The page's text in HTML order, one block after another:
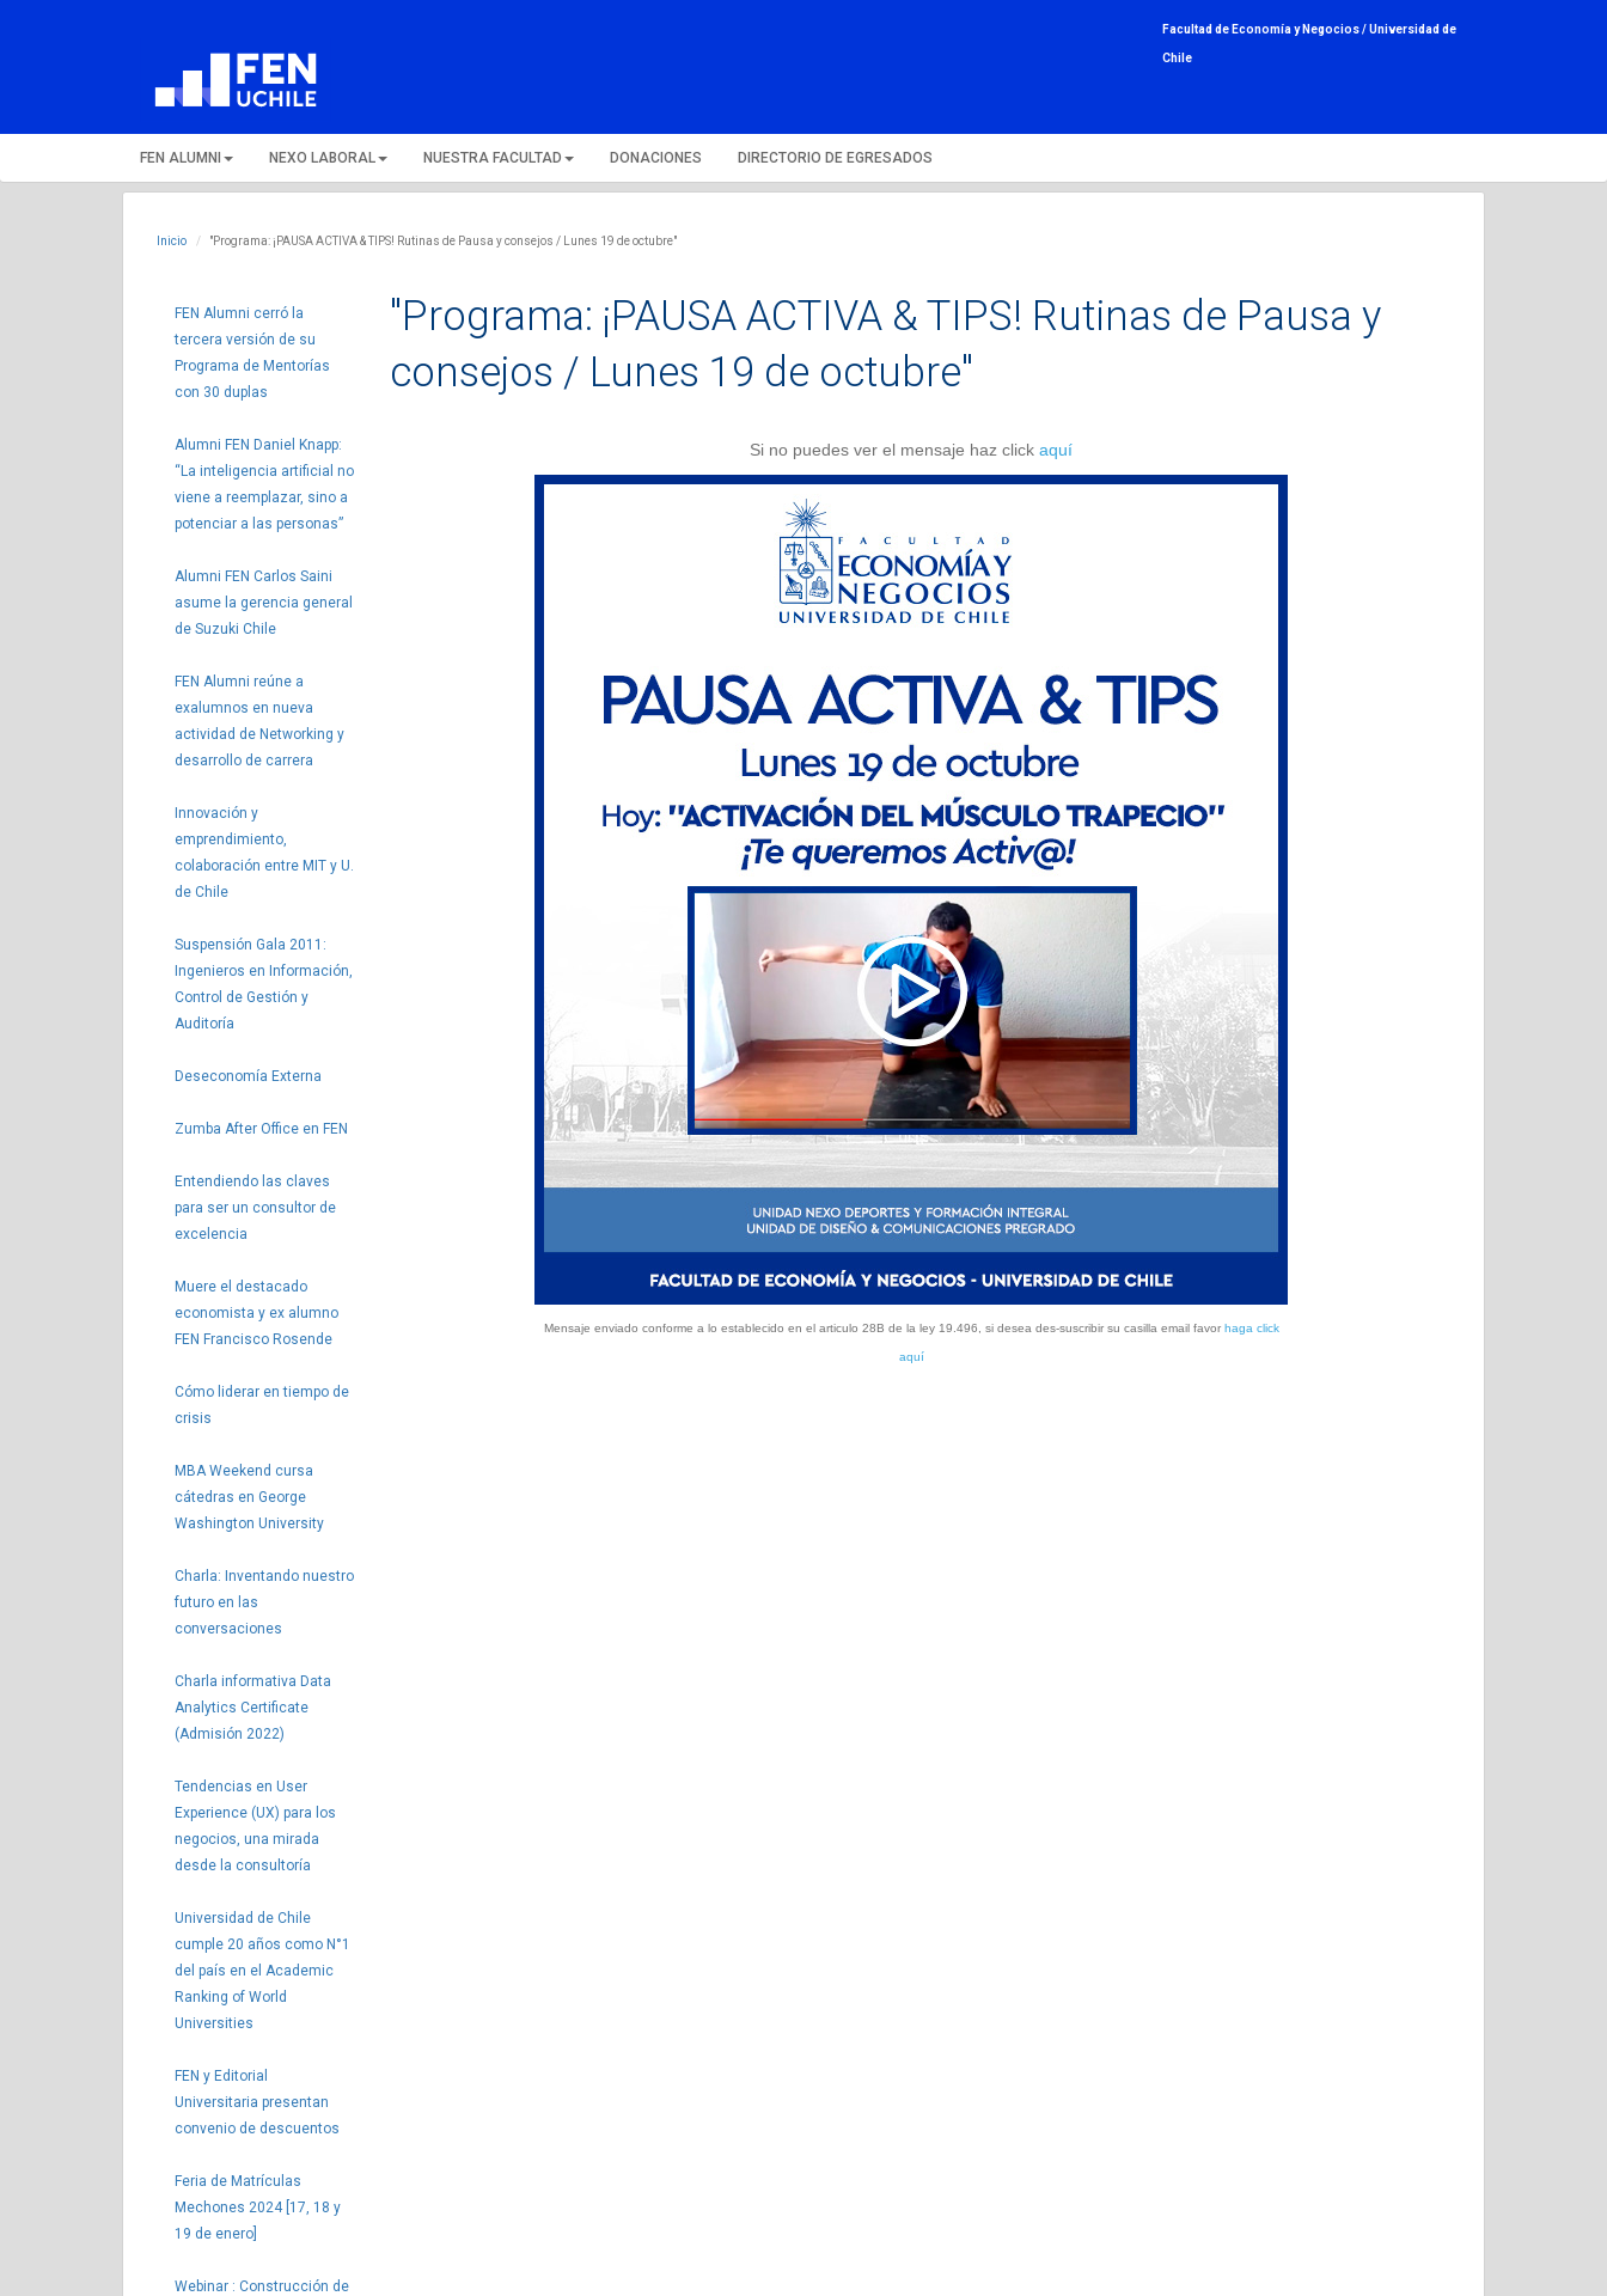
Facultad de Economía y Negocios /Universidad de
Chile
FEN ALUMNI NEXO LABORAL NUESTRA FACULTAD DONACIONES DIRECTORIO DE EGRESADOS
Inicio "Programa: ¡PAUSA ACTIVA & TIPS! Rutinas de Pausa y consejos / Lunes 19 de octubre"
FEN Alumni cerró la
tercera versión de su
Programa de Mentorías
con 30 duplas
Alumni FEN Daniel Knapp:
“La inteligencia artificial no
viene a reemplazar, sino a
potenciar a las personas”
Alumni FEN Carlos Saini
asume la gerencia general
de Suzuki Chile
FEN Alumni reúne a
exalumnos en nueva
actividad de Networking y
desarrollo de carrera
Innovación y
emprendimiento,
colaboración entre MIT y U.
de Chile
Suspensión Gala 2011:
Ingenieros en Información,
Control de Gestión y
Auditoría
Deseconomía Externa
Zumba After Office en FEN
Entendiendo las claves
para ser un consultor de
excelencia
Muere el destacado
economista y ex alumno
FEN Francisco Rosende
Cómo liderar en tiempo de
crisis
MBA Weekend cursa
cátedras en George
Washington University
Charla: Inventando nuestro
futuro en las
conversaciones
Charla informativa Data
Analytics Certificate
(Admisión 2022)
Tendencias en User
Experience (UX) para los
negocios, una mirada
desde la consultoría
Universidad de Chile
cumple 20 años como N°1
del país en el Academic
Ranking of World
Universities
FEN y Editorial
Universitaria presentan
convenio de descuentos
Feria de Matrículas
Mechones 2024 [17, 18 y
19 de enero]
Webinar : Construcción de
"Programa: ¡PAUSA ACTIVA & TIPS! Rutinas de Pausa y
consejos / Lunes 19 de octubre"
Si no puedes ver el mensaje haz clickaquí
Mensaje enviado conforme a lo establecido en el articulo 28B de la ley 19.496, si desea des-suscribir su casilla email favor haga click
aquí